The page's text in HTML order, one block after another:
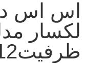
اس اس
ظرفیت512 گیگابایت